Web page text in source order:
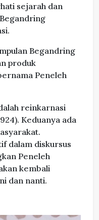
sejarah dan
Begandring
produk
Peneleh
reinkarnasi
Keduanya ada
dalam diskursus
Peneleh
kembali
dan nanti.